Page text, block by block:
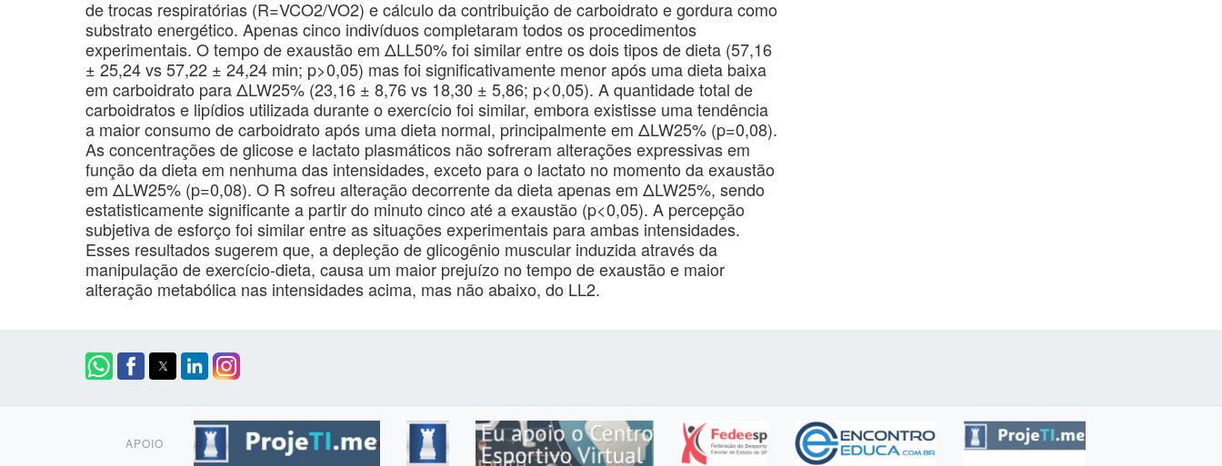
de trocas respiratórias (R=VCO2/VO2) e cálculo da contribuição de carboidrato e gordura como
substrato energético. Apenas cinco indivíduos completaram todos os procedimentos
experimentais. O tempo de exaustão em ΔLL50% foi similar entre os dois tipos de dieta (57,16
± 25,24 vs 57,22 ± 24,24 min; p>0,05) mas foi significativamente menor após uma dieta baixa
em carboidrato para ΔLW25% (23,16 ± 8,76 vs 18,30 ± 5,86; p<0,05). A quantidade total de
carboidratos e lipídios utilizada durante o exercício foi similar, embora existisse uma tendência
a maior consumo de carboidrato após uma dieta normal, principalmente em ΔLW25% (p=0,08).
As concentrações de glicose e lactato plasmáticos não sofreram alterações expressivas em
função da dieta em nenhuma das intensidades, exceto para o lactato no momento da exaustão
em ΔLW25% (p=0,08). O R sofreu alteração decorrente da dieta apenas em ΔLW25%, sendo
estatisticamente significante a partir do minuto cinco até a exaustão (p<0,05). A percepção
subjetiva de esforço foi similar entre as situações experimentais para ambas intensidades.
Esses resultados sugerem que, a depleção de glicogênio muscular induzida através da
manipulação de exercício-dieta, causa um maior prejuízo no tempo de exaustão e maior
alteração metabólica nas intensidades acima, mas não abaixo, do LL2.
APOIO